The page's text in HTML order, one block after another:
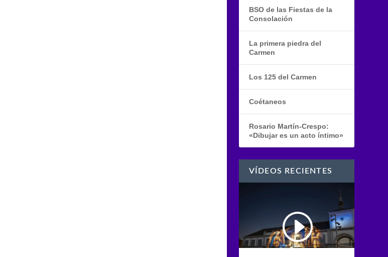
BSO de las Fiestas de la
Consolación
La primera piedra del
Carmen
Los 125 del Carmen
Coétaneos
Rosario Martín-Crespo:
«Dibujar es un acto íntimo»
VÍDEOS RECIENTES